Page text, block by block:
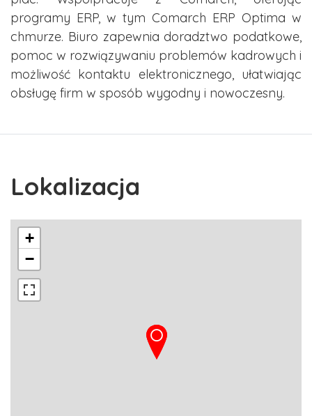
programy ERP, w tym Comarch ERP Optima w
chmurze. Biuro zapewnia doradztwo podatkowe,
pomoc w rozwiązywaniu problemów kadrowych i
możliwość kontaktu elektronicznego, ułatwiając
obsługę firm w sposób wygodny i nowoczesny.
Lokalizacja
+
−